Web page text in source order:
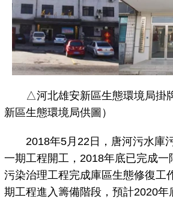
△河北雄安新區生態環境局掛
新區生態環境局供圖）
2018年5月22日，唐河污水庫
一期工程開工，2018年底已完成一
污染治理工程完成庫區生態修復工
期工程進入籌備階段，預計2020年